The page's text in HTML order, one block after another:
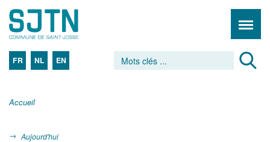
FR NL EN
Accueil
Aujourd'hui